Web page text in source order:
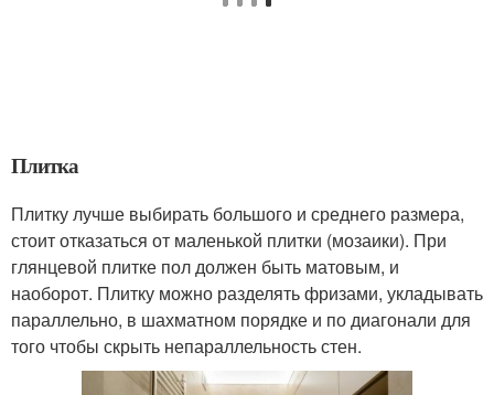
Плитка
Плитку лучше выбирать большого и среднего размера,
стоит отказаться от маленькой плитки (мозаики). При
глянцевой плитке пол должен быть матовым, и
наоборот. Плитку можно разделять фризами, укладывать
параллельно, в шахматном порядке и по диагонали для
того чтобы скрыть непараллельность стен.